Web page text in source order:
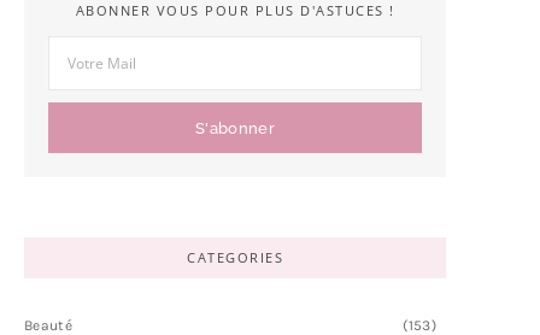
ABONNER VOUS POUR PLUS D'ASTUCES !
S'abonner
CATEGORIES
Beauté (153)